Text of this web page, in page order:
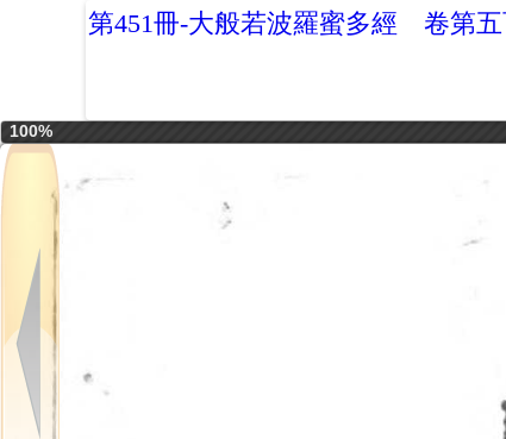
第451冊-大般若波羅蜜多經 卷第五
100%